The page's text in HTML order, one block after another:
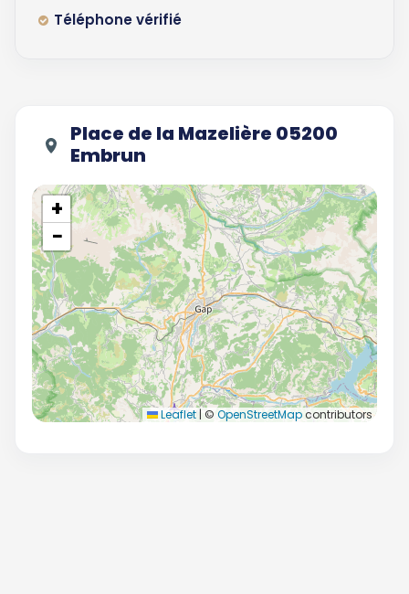
Téléphone vérifié
Place de la Mazelière 05200
Embrun
+
−
Leaflet | © OpenStreetMapcontributors